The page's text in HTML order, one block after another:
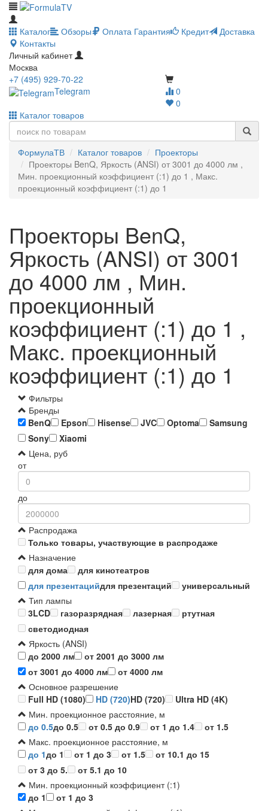
Каталог Обзоры Оплата Гарантия Кредит
Доставка
Контакты
Личный кабинет
Москва
0
0
+7 (495) 929-70-22
Telegram
Каталог товаров
ФормулаТВ Каталог товаров
Проекторы
Проекторы BenQ, Яркость (ANSI) от 3001 до 4000 лм ,
Мин. проекционный коэффициент (:1) до 1 , Макс.
проекционный коэффициент (:1) до 1
Проекторы BenQ,
Яркость (ANSI) от 3001
до 4000 лм , Мин.
проекционный
коэффициент (:1) до 1 ,
Макс. проекционный
коэффициент (:1) до 1
Фильтры
Бренды
BenQ
Epson Hisense JVC Optoma
Samsung
Sony
Xiaomi
Цена, руб
от
до
Распродажа
Только товары, участвующие в распродаже
Назначение
для дома
для кинотеатров
для презентацийдля презентаций
универсальный
Тип лампы
3LCD
газоразрядная лазерная
ртутная
светодиодная
Яркость (ANSI)
до 2000 лм
от 2001 до 3000 лм
от 3001 до 4000 лм
от 4000 лм
Основное разрешение
Full HD (1080)
HD (720)HD (720)
Ultra HD (4K)
Мин. проекционное расстояние, м
до 0.5до 0.5 от 0.5 до 0.9 от 1 до 1.4
от 1.5
Макс. проекционное расстояние, м
до 1до 1 от 1 до 3 от 1.5
от 10.1 до 15
от 3 до 5.
от 5.1 до 10
Мин. проекционный коэффициент (:1)
до 1
от 1 до 3